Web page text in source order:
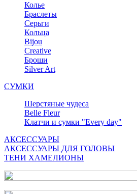
Колье
Браслеты
Серьги
Кольца
Bijou
Сreative
Броши
Silver Art
СУМКИ
Шерстяные чудеса
Belle Fleur
Клатчи и сумки "Every day"
АКСЕССУАРЫ
АКСЕССУАРЫ ДЛЯ ГОЛОВЫ
ТЕНИ ХАМЕЛИОНЫ